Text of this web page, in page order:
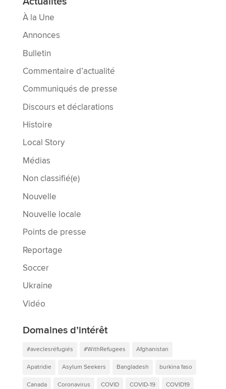
À la Une
Annonces
Bulletin
Commentaire d’actualité
Communiqués de presse
Discours et déclarations
Histoire
Local Story
Médias
Non classifié(e)
Nouvelle
Nouvelle locale
Points de presse
Reportage
Soccer
Ukraine
Vidéo
Domaines d’intérêt
#aveclesréfugiés #WithRefugees Afghanistan
Apatridie Asylum Seekers Bangladesh burkina faso
Canada Coronavirus COVID COVID-19 COVID19